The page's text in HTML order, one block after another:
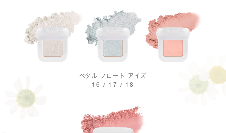
ペタル フロート アイズ
16 / 17 / 18